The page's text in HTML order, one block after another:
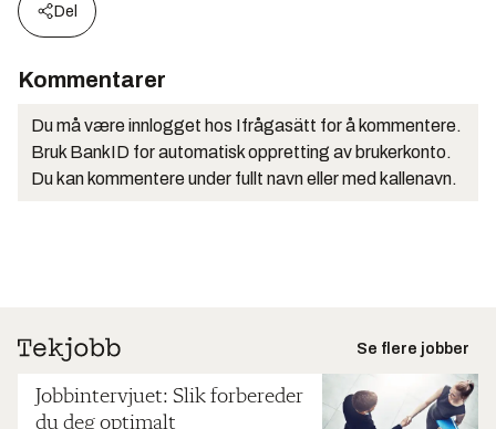
Del
Kommentarer
Du må være innlogget hos Ifrågasätt for å kommentere.
Bruk BankID for automatisk oppretting av brukerkonto.
Du kan kommentere under fullt navn eller med kallenavn.
Se flere jobber
Jobbintervjuet: Slik forbereder
du deg optimalt